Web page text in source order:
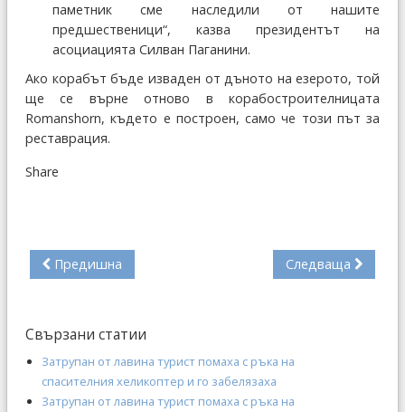
паметник сме наследили от нашите
предшественици“, казва президентът на
асоциацията Силван Паганини.
Ако корабът бъде изваден от дъното на езерото, той
ще се върне отново в корабостроителницата
Romanshorn, където е построен, само че този път за
реставрация.
Share
Предишна Следваща
Свързани статии
Затрупан от лавина турист помаха с ръка на
спасителния хеликоптер и го забелязаха
Затрупан от лавина турист помаха с ръка на